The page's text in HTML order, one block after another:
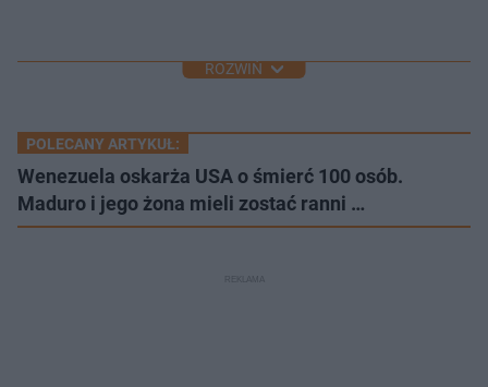
ROZWIŃ
POLECANY ARTYKUŁ:
Wenezuela oskarża USA o śmierć 100 osób.
Maduro i jego żona mieli zostać ranni …